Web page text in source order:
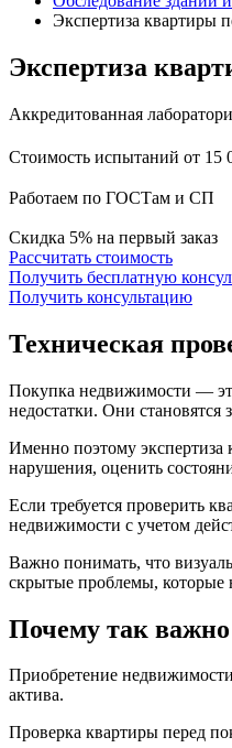
Экспертиза квартиры
Экспертиза
Аккредитованная
Стоимость испытаний от 15
Работаем по ГОСТам и СП
Скидка 5% на первый заказ
Рассчитать стоимость
Получить бесплатную
Получить консультацию
Техническая
Покупка недвижимости —
недостатки. Они становятся
Именно поэтому экспертиза
нарушения, оценить
Если требуется проверить
недвижимости с учетом
Важно понимать, что
скрытые проблемы,
Почему так важно
Приобретение
актива.
Проверка квартиры перед